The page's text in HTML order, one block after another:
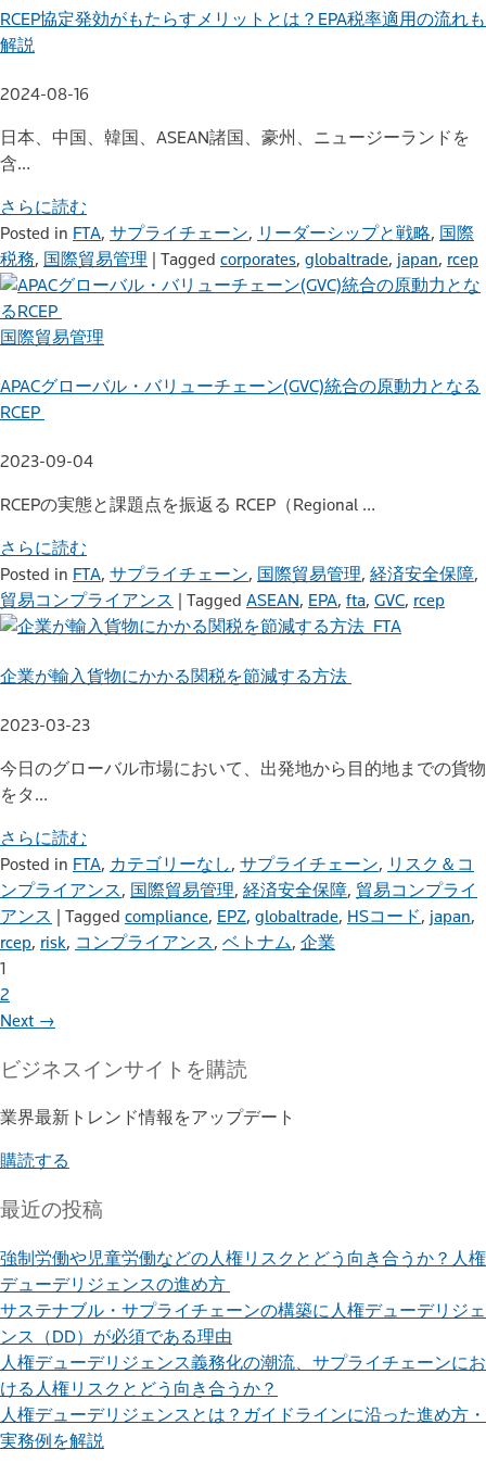
RCEP協定発効がもたらすメリットとは？EPA税率適用の流れも
解説
2024-08-16
日本、中国、韓国、ASEAN諸国、豪州、ニュージーランドを
含…
さらに読む
Posted in FTA, サプライチェーン, リーダーシップと戦略, 国際
税務, 国際貿易管理 | Tagged corporates, globaltrade, japan, rcep
国際貿易管理
APACグローバル・バリューチェーン(GVC)統合の原動力となる
RCEP
2023-09-04
RCEPの実態と課題点を振返る RCEP（Regional …
さらに読む
Posted in FTA, サプライチェーン, 国際貿易管理, 経済安全保障,
貿易コンプライアンス
Tagged ASEAN, EPA, fta, GVC, rcep
FTA
企業が輸入貨物にかかる関税を節減する方法
2023-03-23
今日のグローバル市場において、出発地から目的地までの貨物
をタ…
さらに読む
Posted in FTA, カテゴリーなし, サプライチェーン, リスク＆コ
ンプライアンス, 国際貿易管理, 経済安全保障, 貿易コンプライ
アンス | Tagged compliance, EPZ, globaltrade, HSコード, japan,
rcep, risk, コンプライアンス, ベトナム, 企業
1
2
Next →
ビジネスインサイト を購読
業界最新トレンド情報をアップデート
購読する
最近の投稿
強制労働や児童労働などの人権リスクとどう向き合うか？人権
デューデリジェンスの進め方
サステナブル・サプライチェーンの構築に人権デューデリジェ
ンス（DD）が必須である理由
人権デューデリジェンス義務化の潮流、サプライチェーンにお
ける人権リスクとどう向き合うか？
人権デューデリジェンスとは？ガイドラインに沿った進め方・
実務例を解説